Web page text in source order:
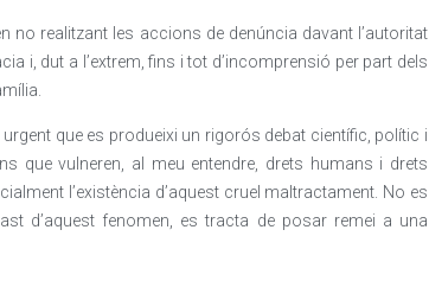
no realitzant les accions de denúncia davant l’autoritat
i, dut a l’extrem, fins i tot d’incomprensió per part dels
que es produeixi un rigorós debat científic, polític i
que vulneren, al meu entendre, drets humans i drets
l’existència d’aquest cruel maltractament. No es
d’aquest fenomen, es tracta de posar remei a una